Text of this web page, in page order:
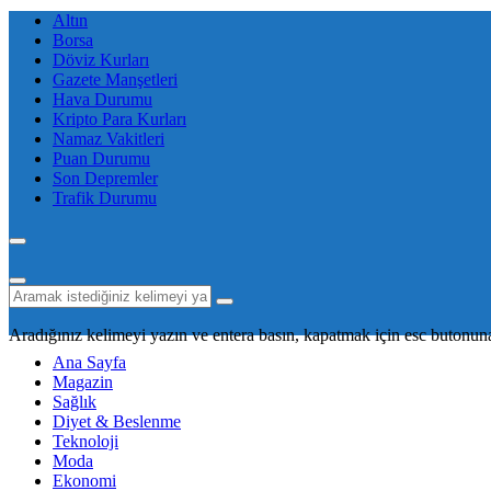
Altın
Borsa
Döviz Kurları
Gazete Manşetleri
Hava Durumu
Kripto Para Kurları
Namaz Vakitleri
Puan Durumu
Son Depremler
Trafik Durumu
Aradığınız kelimeyi yazın ve entera basın, kapatmak için esc
Ana Sayfa
Magazin
Sağlık
Diyet & Beslenme
Teknoloji
Moda
Ekonomi